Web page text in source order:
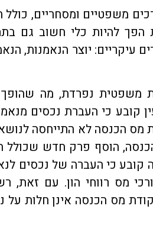
משפטיים ומסחריים, כולל
הפך להיות כלי חשוב גם
יוצר הנאמנות,
משפטית נפרדת, מה
מיסוי מקרקעין קובע כי העברת נכסים
למרות זאת, עד 2005, פקודת מס הכנסה לא
147 לפקודת מס הכנסה, הוסף פרק חדש
מס הכנסה קובע כי העברה של
מס רווחי הון. עם זאת,
ההוראות בפקודת מס הכנסה אינן חלות